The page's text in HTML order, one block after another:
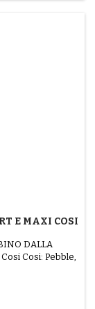
E MAXI COSI
DALLA
Cosi: Pebble,
PVC